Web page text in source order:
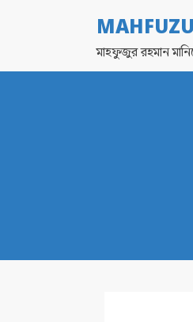
মাহফুজুর রহমান